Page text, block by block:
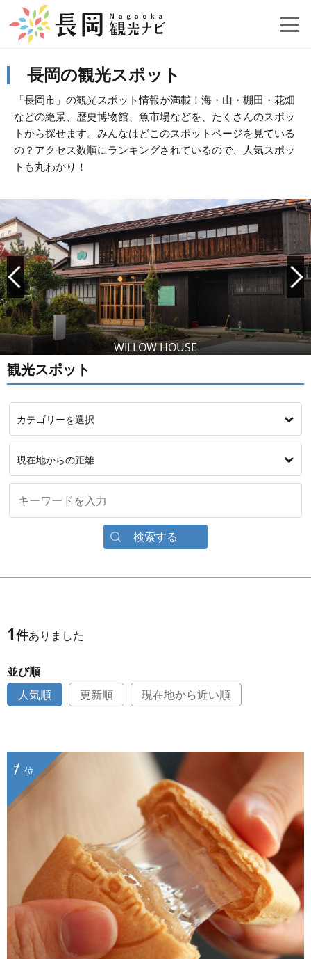
長岡の観光スポット
「長岡市」の観光スポット情報が満載！海・山・棚田・花畑
などの絶景、歴史博物館、魚市場などを、たくさんのスポッ
トから探せます。みんなはどこのスポットページを見ている
の？アクセス数順にランキングされているので、人気スポッ
トも丸わかり！
WILLOW HOUSE
観光スポット
カテゴリーを選択
現在地からの距離
検索する
1件ありました
並び順
人気順
更新順 現在地から近い順
位
1